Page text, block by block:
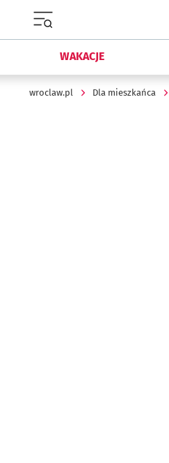
WAKACJE
wroclaw.pl Dla mieszkańca